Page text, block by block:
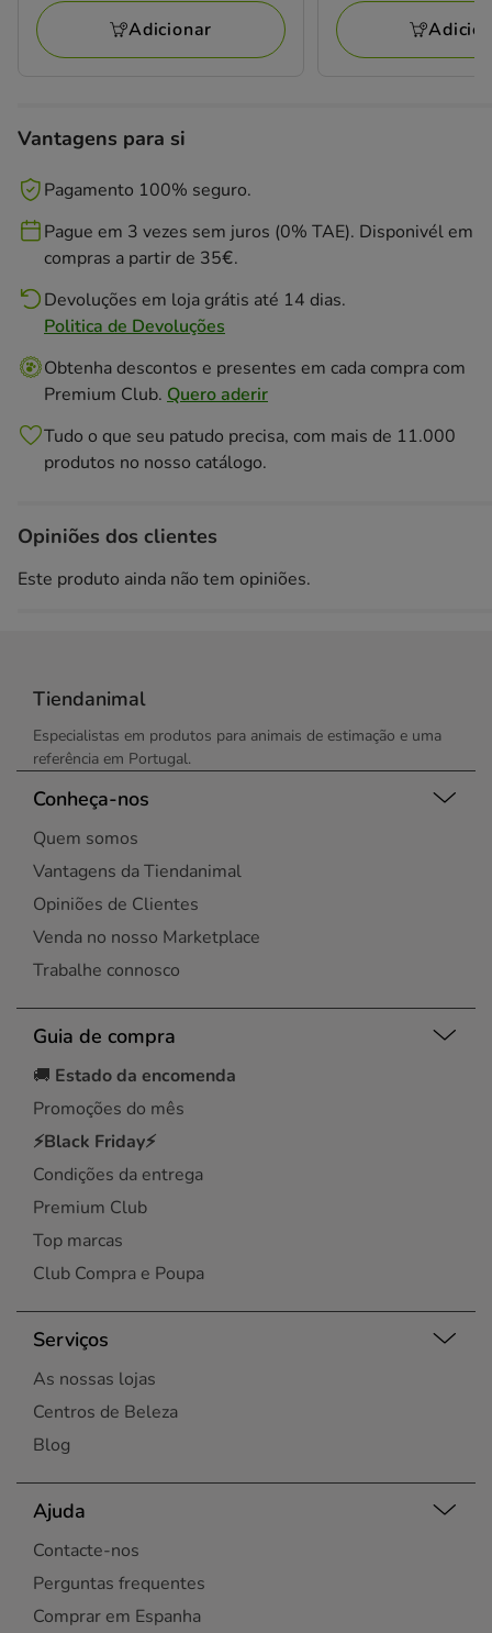
10.98€
Adicionar
16.99€
Vantagens para si
Pagamento 100% seguro.
Pague em 3 vezes sem juros (0% TAE). Disponivél em
compras a partir de 35€.
Devoluções em loja grátis até 14 dias.
Politica de Devoluções
Obtenha descontos e presentes em cada compra com
Premium Club. Quero aderir
Tudo o que seu patudo precisa, com mais de 11.000
produtos no nosso catálogo.
Opiniões dos clientes
Este produto ainda não tem opiniões.
Tiendanimal
Especialistas em produtos para animais de estimação e uma
referência em Portugal.
Conheça-nos
Quem somos
Vantagens da Tiendanimal
Opiniões de Clientes
Venda no nosso Marketplace
Trabalhe connosco
Guia de compra
🚚 Estado da encomenda
Promoções do mês
⚡Black Friday⚡
Condições da entrega
Premium Club
Top marcas
Club Compra e Poupa
Serviços
As nossas lojas
Centros de Beleza
Blog
Ajuda
Contacte-nos
Perguntas frequentes
Comprar em Espanha